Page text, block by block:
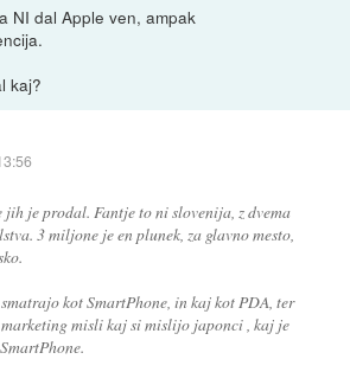
NI dal Apple ven, ampak
kaj?
jih je prodal. Fantje to ni slovenija, z dvema
3 miljone je en plunek, za glavno mesto,
kot SmartPhone, in kaj kot PDA, ter
marketing misli kaj si mislijo japonci , kaj je